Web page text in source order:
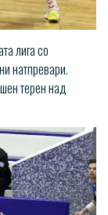
лига со
натпревари.
терен над